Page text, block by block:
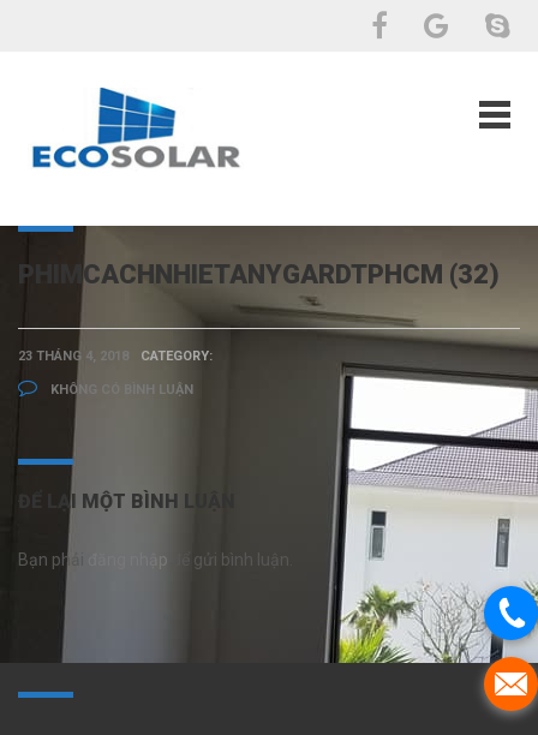
PHIMCACHNHIETANYGARDTPHCM (32)
23 THÁNG 4, 2018 CATEGORY:
KHÔNG CÓ BÌNH LUẬN
ĐỂ LẠI MỘT BÌNH LUẬN
Bạn phải đăng nhập để gửi bình luận.